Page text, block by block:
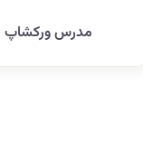
مدرس ورکشاپ